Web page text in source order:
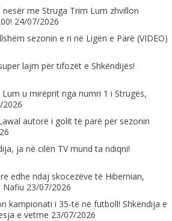
nesër me Struga Trim Lum zhvillon
24/07/2026
sezonin e ri në Ligën e Parë (VIDEO)
lajm për tifozët e Shkëndijës!
Lum u mirëprit nga numri 1 i Strugës,
2026
autorë i golit të parë për sezonin
ja në cilën TV mund ta ndiqni!
edhe ndaj skocezëve të Hibernian,
Nafiu 23/07/2026
kampionati i 35-të në futboll! Shkëndija e
e vetme 23/07/2026